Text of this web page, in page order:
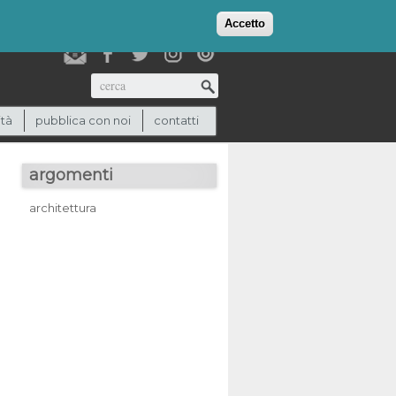
Accetto
(0)
Cerca
pubblica con noi contatti
argomenti
architettura